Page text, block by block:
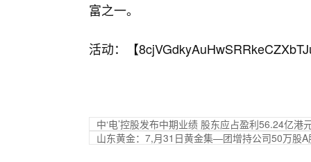
富之一。
活动：【
中‘电’控股发布中期业绩 股东应占盈利56.24亿港
山东黄金：7,月31日黄金集—团增持公司50万股A